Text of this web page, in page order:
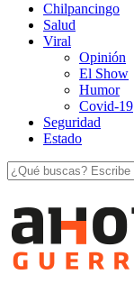
Chilpancingo
Salud
Viral
Opinión
El Show
Humor
Covid-19
Seguridad
Estado